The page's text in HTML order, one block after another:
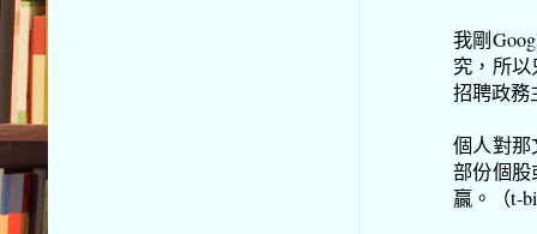
我剛
究，所
招聘政務
個人對那
部份個
贏。（t-